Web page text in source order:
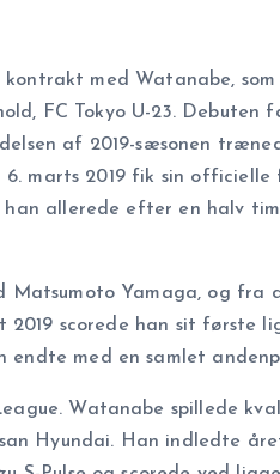
kontrakt med Watanabe,
FC Tokyo U-23. Debuten
af 2019-sæsonen
marts 2019 fik sin officielle
han allerede efter en halv
Matsumoto Yamaga, og
scorede han sit første
endte med en samlet
Watanabe spillede
Hyundai. Han indledte